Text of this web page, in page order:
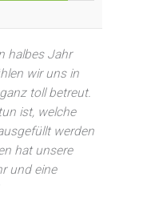
halbes Jahr
wir uns in
toll betreut.
ist, welche
werden
hat unsere
und eine